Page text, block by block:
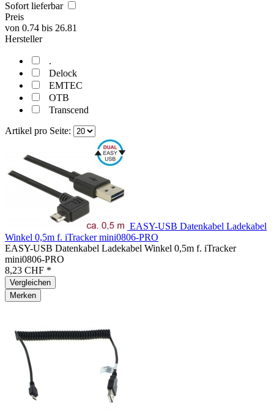
Sofort lieferbar
Preis
von 0.74 bis 26.81
Hersteller
.
Delock
EMTEC
OTB
Transcend
Artikel pro Seite:
EASY-USB Datenkabel Ladekabel
Winkel 0,5m f. iTracker mini0806-PRO
EASY-USB Datenkabel Ladekabel Winkel 0,5m f. iTracker
mini0806-PRO
8,23 CHF *
Vergleichen
Merken